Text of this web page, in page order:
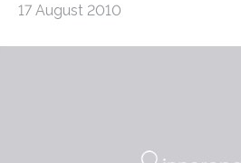
17 August 2010